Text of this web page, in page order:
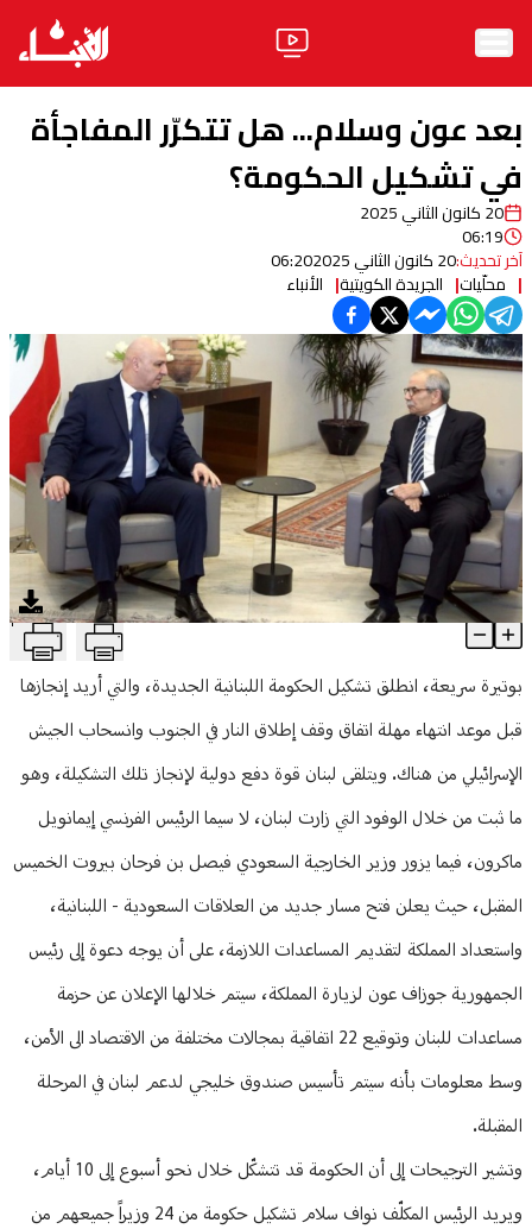
الأخبار
ثقافة ومجتمع
منوعات
آراء
فيديو
مواقف
وليد جنبلاطالحزب
ابحث
بعد عون وسلام... هل تتكرّر المفاجأة
في تشكيل الحكومة؟
20 كانون الثاني 2025
06:19
آخر تحديث:20 كانون الثاني 2025 06:20
محلّيات الجريدة الكويتية الأنباء
بعد عون وسلام... هل تتكرّر المفاجأة في تشكيل الحكومة؟ T
Article Content
بوتيرة سريعة، انطلق تشكيل الحكومة اللبنانية الجديدة، والتي أريد إنجازها
قبل موعد انتهاء مهلة اتفاق وقف إطلاق النار في الجنوب وانسحاب الجيش
الإسرائيلي من هناك. ويتلقى لبنان قوة دفع دولية لإنجاز تلك التشكيلة، وهو
ما ثبت من خلال الوفود التي زارت لبنان، لا سيما الرئيس الفرنسي إيمانويل
ماكرون، فيما يزور وزير الخارجية السعودي فيصل بن فرحان بيروت الخميس
المقبل، حيث يعلن فتح مسار جديد من العلاقات السعودية - اللبنانية،
واستعداد المملكة لتقديم المساعدات اللازمة، على أن يوجه دعوة إلى رئيس
الجمهورية جوزاف عون لزيارة المملكة، سيتم خلالها الإعلان عن حزمة
مساعدات للبنان وتوقيع 22 اتفاقية بمجالات مختلفة من الاقتصاد الى الأمن،
وسط معلومات بأنه سيتم تأسيس صندوق خليجي لدعم لبنان في المرحلة
المقبلة.
وتشير الترجيحات إلى أن الحكومة قد تتشكّل خلال نحو أسبوع إلى 10 أيام،
ويريد الرئيس المكلّف نواف سلام تشكيل حكومة من 24 وزيراً جميعهم من